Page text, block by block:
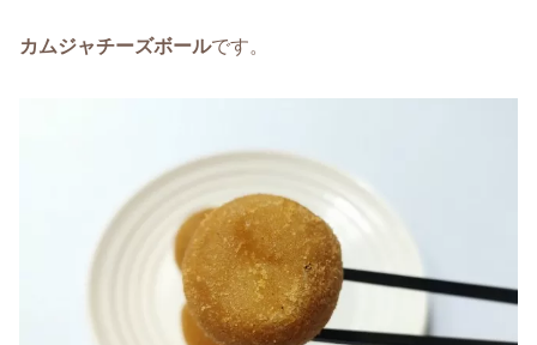
カムジャチーズボールです。